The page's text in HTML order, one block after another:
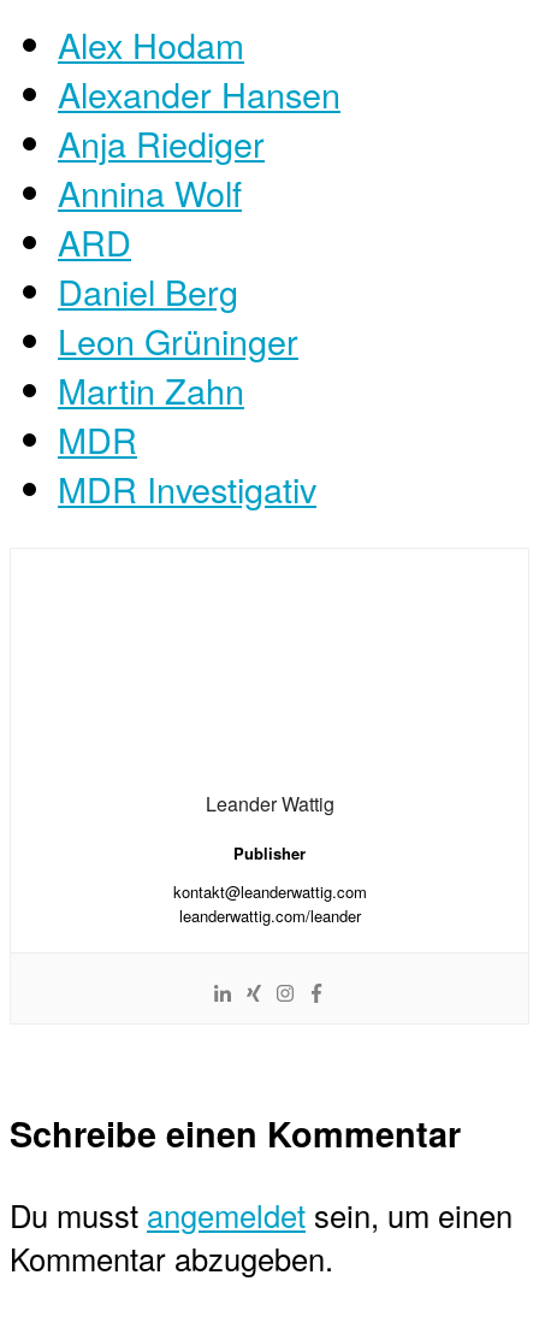
Alex Hodam
Alexander Hansen
Anja Riediger
Annina Wolf
ARD
Daniel Berg
Leon Grüninger
Martin Zahn
MDR
MDR Investigativ
Leander Wattig
Publisher
kontakt@leanderwattig.com
leanderwattig.com/leander
Schreibe einen Kommentar
Du musst angemeldet sein, um einen
Kommentar abzugeben.